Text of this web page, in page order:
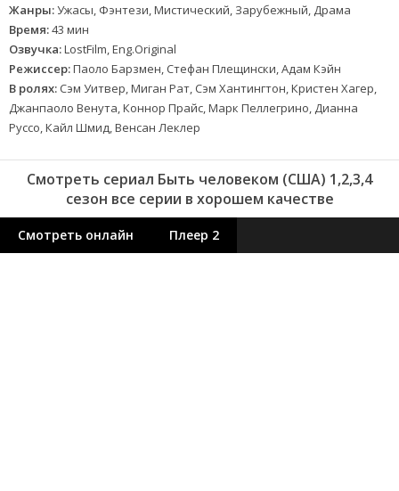
Жанры:Ужасы, Фэнтези, Мистический, Зарубежный, Драма
Время:43 мин
Озвучка:LostFilm, Eng.Original
Режиссер:Паоло Барзмен, Стефан Плещински, Адам Кэйн
В ролях: Сэм Уитвер, Миган Рат, Сэм Хантингтон, Кристен Хагер,
Джанпаоло Венута, Коннор Прайс, Марк Пеллегрино, Дианна
Руссо, Кайл Шмид, Венсан Леклер
Смотреть сериал Быть человеком (США) 1,2,3,4
сезон все серии в хорошем качестве
Смотреть онлайн Плеер 2